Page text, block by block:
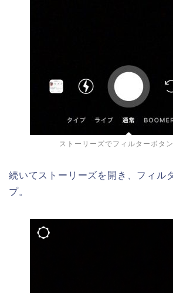
ストーリーズでフィルターボタ
続いてストーリーズを開き、フィル
プ。